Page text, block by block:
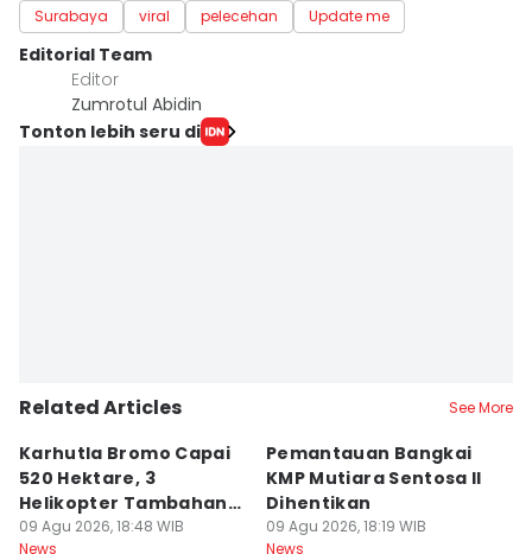
Surabaya viral pelecehan Update me
Editorial Team
Editor
Zumrotul Abidin
Tonton lebih seru di
Related Articles See More
Karhutla Bromo Capai
520 Hektare, 3
Helikopter Tambahan
Diterjunkan
09 Agu 2026, 18:48 WIB
News
Pemantauan Bangkai
KMP Mutiara Sentosa II
Dihentikan
09 Agu 2026, 18:19 WIB
News